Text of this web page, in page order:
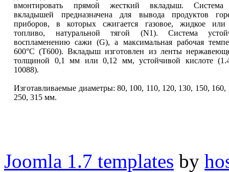
вмонтировать прямой жесткий вкладыш. Система
вкладышей предназначена для вывода продуктов
приборов, в которых сжигается газовое, жидкое или
топливо, натуральной тягой (N1). Система
воспламенению сажи (G), а максимальная рабочая
600°C (T600). Вкладыш изготовлен из ленты
толщиной 0,1 мм или 0,12 мм, устойчивой кислоте
10088).
Изготавливаемые диаметры: 80, 100, 110, 120, 130, 150, 160,
250, 315 мм.
Joomla 1.7 templates by